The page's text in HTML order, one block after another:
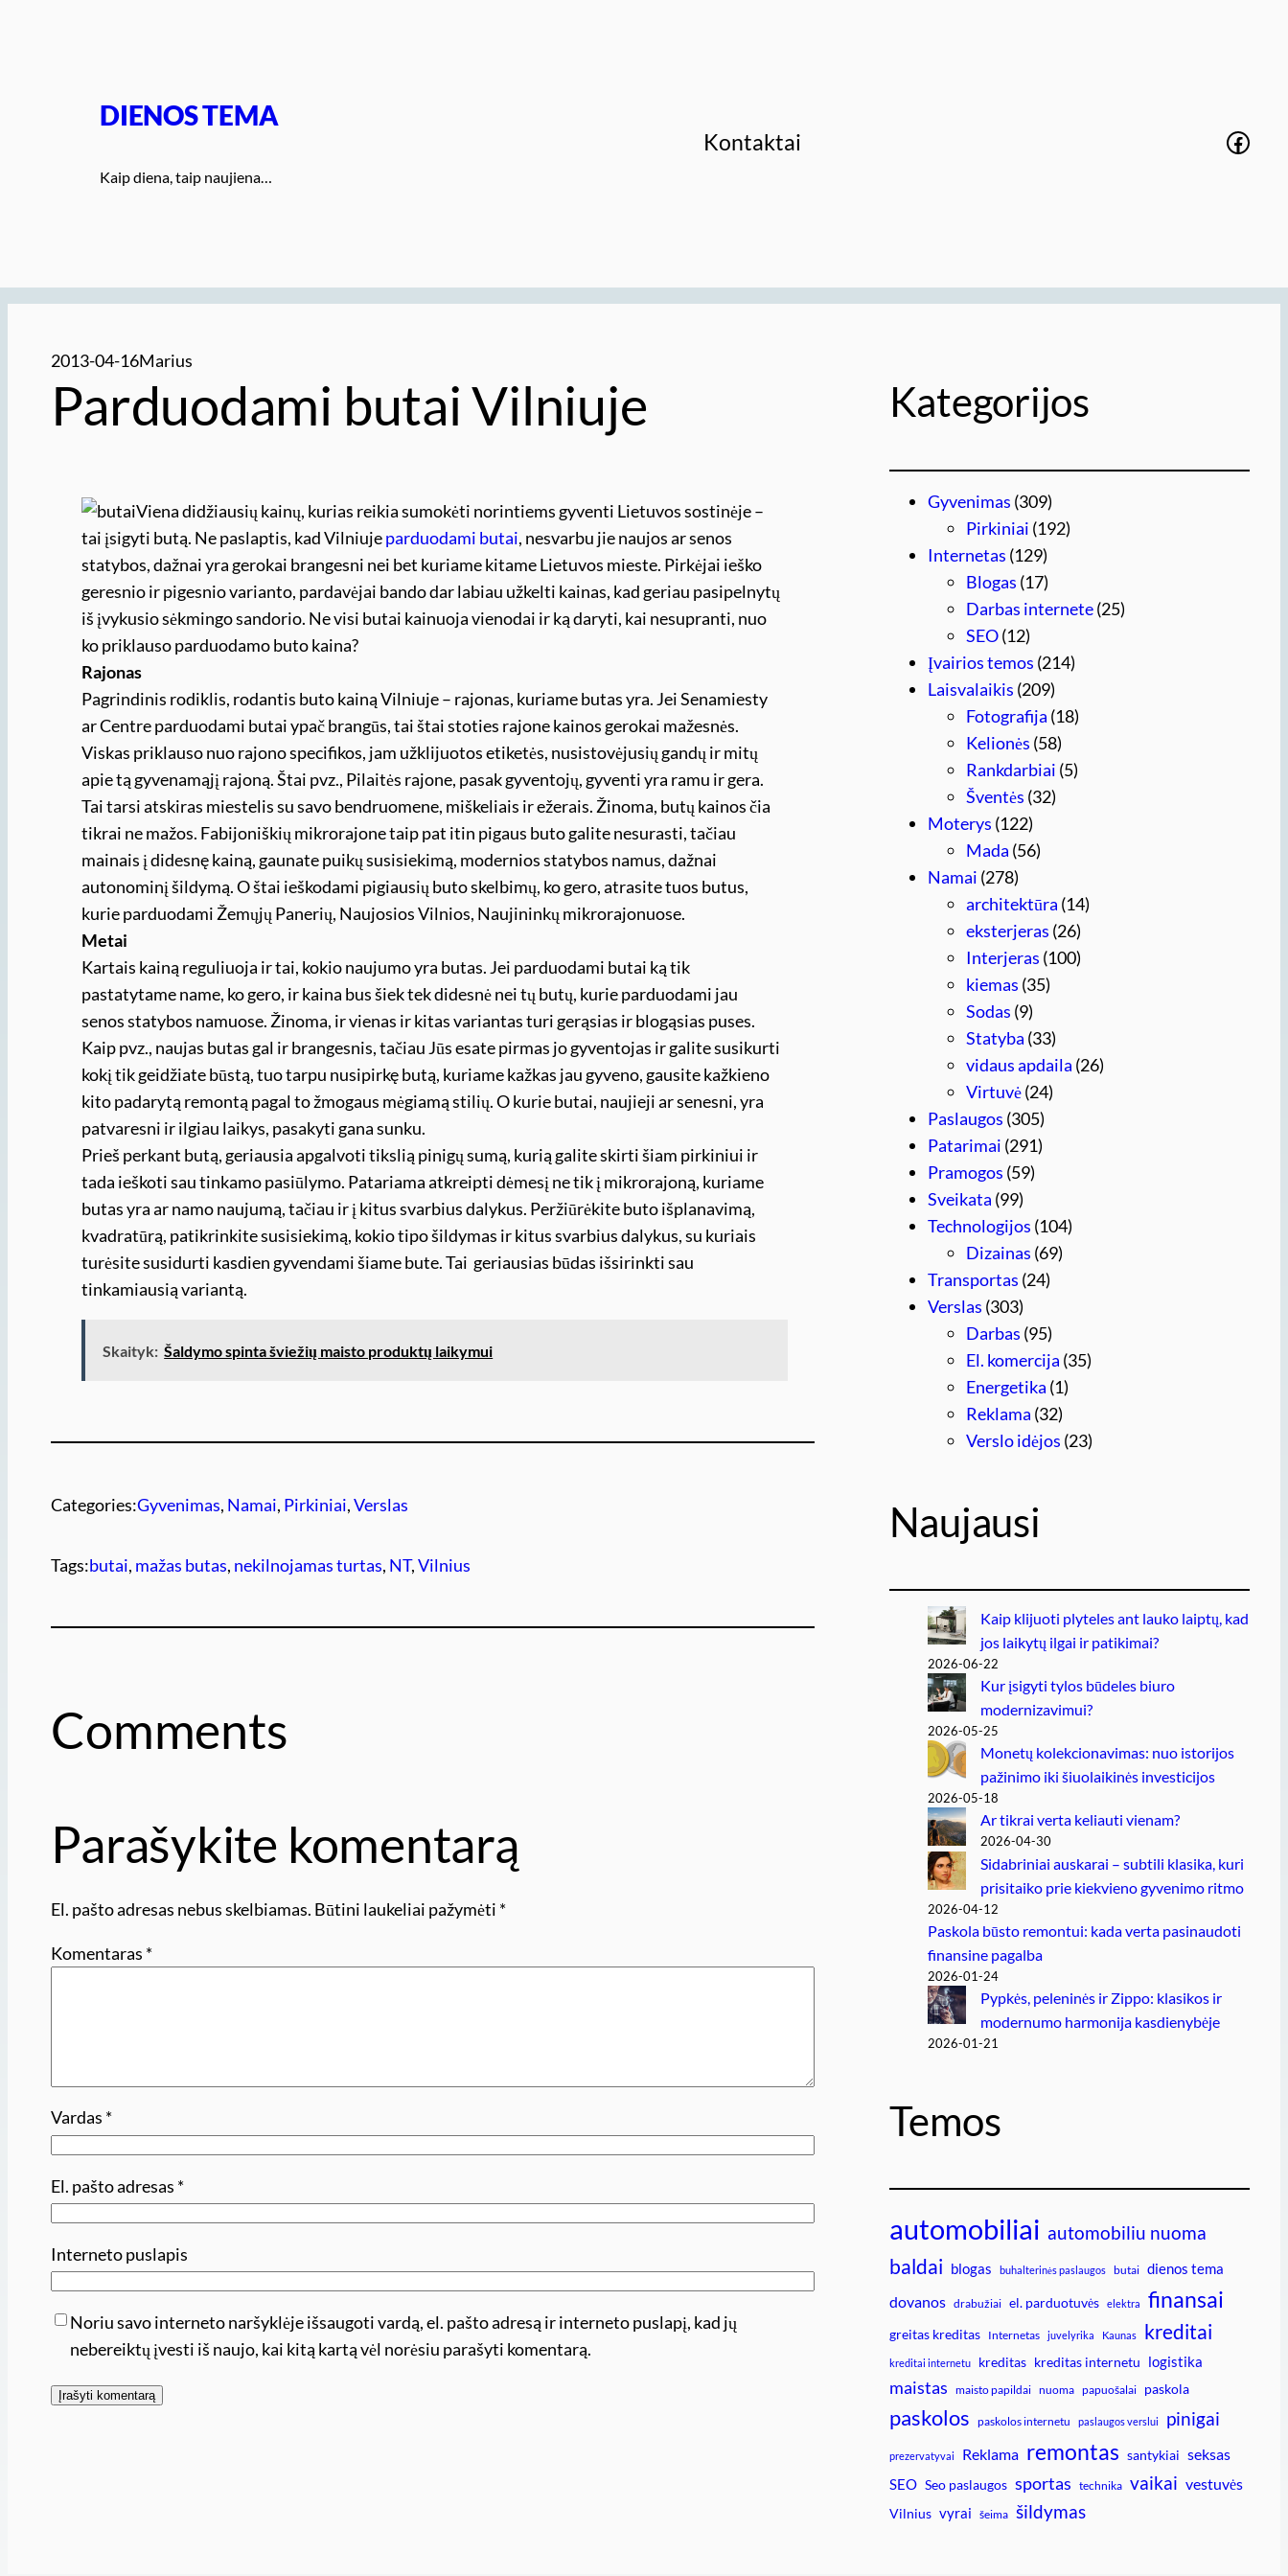
DIENOS TEMA
Kaip diena, taip naujiena…
Kontaktai
2013-04-16Marius
Parduodami butai Vilniuje
Viena didžiausių kainų, kurias reikia sumokėti norintiems gyventi Lietuvos sostinėje –
tai įsigyti butą. Ne paslaptis, kad Vilniujeparduodami butai, nesvarbu jie naujos ar senos
statybos, dažnai yra gerokai brangesni nei bet kuriame kitame Lietuvos mieste. Pirkėjai ieško
geresnio ir pigesnio varianto, pardavėjai bando dar labiau užkelti kainas, kad geriau pasipelnytų
iš įvykusio sėkmingo sandorio. Ne visi butai kainuoja vienodai ir ką daryti, kai nesupranti, nuo
ko priklauso parduodamo buto kaina?
Rajonas
Pagrindinis rodiklis, rodantis buto kainą Vilniuje – rajonas, kuriame butas yra. Jei Senamiesty
ar Centre parduodami butai ypač brangūs, tai štai stoties rajone kainos gerokai mažesnės.
Viskas priklauso nuo rajono specifikos, jam užklijuotos etiketės, nusistovėjusių gandų ir mitų
apie tą gyvenamąjį rajoną. Štai pvz., Pilaitės rajone, pasak gyventojų, gyventi yra ramu ir gera.
Tai tarsi atskiras miestelis su savo bendruomene, miškeliais ir ežerais. Žinoma, butų kainos čia
tikrai ne mažos. Fabijoniškių mikrorajone taip pat itin pigaus buto galite nesurasti, tačiau
mainais į didesnę kainą, gaunate puikų susisiekimą, modernios statybos namus, dažnai
autonominį šildymą. O štai ieškodami pigiausių buto skelbimų, ko gero, atrasite tuos butus,
kurie parduodami Žemųjų Panerių, Naujosios Vilnios, Naujininkų mikrorajonuose.
Metai
Kartais kainą reguliuoja ir tai, kokio naujumo yra butas. Jei parduodami butai ką tik
pastatytame name, ko gero, ir kaina bus šiek tek didesnė nei tų butų, kurie parduodami jau
senos statybos namuose. Žinoma, ir vienas ir kitas variantas turi gerąsias ir blogąsias puses.
Kaip pvz., naujas butas gal ir brangesnis, tačiau Jūs esate pirmas jo gyventojas ir galite susikurti
kokį tik geidžiate būstą, tuo tarpu nusipirkę butą, kuriame kažkas jau gyveno, gausite kažkieno
kito padarytą remontą pagal to žmogaus mėgiamą stilių. O kurie butai, naujieji ar senesni, yra
patvaresni ir ilgiau laikys, pasakyti gana sunku.
Prieš perkant butą, geriausia apgalvoti tikslią pinigų sumą, kurią galite skirti šiam pirkiniui ir
tada ieškoti sau tinkamo pasiūlymo. Patariama atkreipti dėmesį ne tik į mikrorajoną, kuriame
butas yra ar namo naujumą, tačiau ir į kitus svarbius dalykus. Peržiūrėkite buto išplanavimą,
kvadratūrą, patikrinkite susisiekimą, kokio tipo šildymas ir kitus svarbius dalykus, su kuriais
turėsite susidurti kasdien gyvendami šiame bute. Tai geriausias būdas išsirinkti sau
tinkamiausią variantą.
Skaityk: Šaldymo spinta šviežių maisto produktų laikymui
Categories:Gyvenimas, Namai, Pirkiniai, Verslas
Tags:butai, mažas butas, nekilnojamas turtas, NT, Vilnius
Comments
Parašykite komentarą
El. pašto adresas nebus skelbiamas. Būtini laukeliai pažymėti *
Komentaras *
Vardas *
El. pašto adresas *
Interneto puslapis
Noriu savo interneto naršyklėje išsaugoti vardą, el. pašto adresą ir interneto puslapį, kad jų
nebereiktų įvesti iš naujo, kai kitą kartą vėl norėsiu parašyti komentarą.
Kategorijos
Gyvenimas (309)
Pirkiniai (192)
Internetas (129)
Blogas (17)
Darbas internete(25)
SEO(12)
Įvairios temos (214)
Laisvalaikis (209)
Fotografija (18)
Kelionės (58)
Rankdarbiai (5)
Šventės (32)
Moterys (122)
Mada (56)
Namai (278)
architektūra (14)
eksterjeras (26)
Interjeras (100)
kiemas (35)
Sodas (9)
Statyba (33)
vidaus apdaila (26)
Virtuvė(24)
Paslaugos (305)
Patarimai (291)
Pramogos (59)
Sveikata (99)
Technologijos (104)
Dizainas (69)
Transportas (24)
Verslas (303)
Darbas (95)
El. komercija (35)
Energetika (1)
Reklama (32)
Verslo idėjos (23)
Naujausi
Kaip klijuoti plyteles ant lauko laiptų, kad
jos laikytų ilgai ir patikimai?
2026-06-22
Kur įsigyti tylos būdeles biuro
modernizavimui?
2026-05-25
Monetų kolekcionavimas: nuo istorijos
pažinimo iki šiuolaikinės investicijos
2026-05-18
Ar tikrai verta keliauti vienam?
2026-04-30
Sidabriniai auskarai – subtili klasika, kuri
prisitaiko prie kiekvieno gyvenimo ritmo
2026-04-12
Paskola būsto remontui: kada verta pasinaudoti
finansine pagalba
2026-01-24
Pypkės, peleninės ir Zippo: klasikos ir
modernumo harmonija kasdienybėje
2026-01-21
Temos
automobiliai automobiliu nuoma
baldai blogas buhalterinės paslaugos butai dienos tema
dovanos drabužiai el. parduotuvės elektra finansai
greitas kreditas Internetas juvelyrika Kaunas kreditai
kreditai internetu kreditas kreditas internetu logistika
maistas maisto papildai nuoma papuošalai paskola
paskolos paskolos internetu paslaugos verslui pinigai
prezervatyvai Reklama remontas santykiai seksas
SEO Seo paslaugos sportas technika vaikai vestuvės
Vilnius vyrai šeima šildymas